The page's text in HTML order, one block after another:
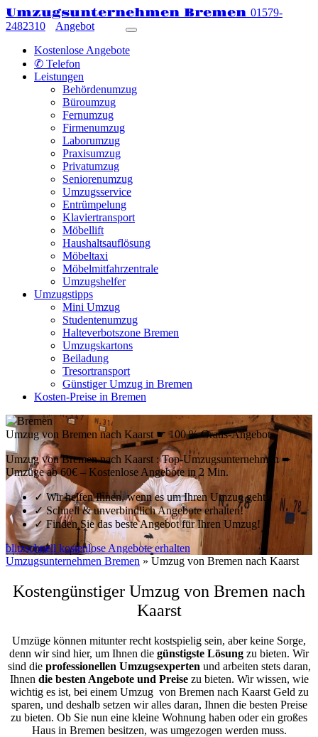
Umzugsunternehmen Bremen 01579-
2482310
Angebot
Kostenlose Angebote
✆ Telefon
Leistungen
Behördenumzug
Büroumzug
Fernumzug
Firmenumzug
Laborumzug
Praxisumzug
Privatumzug
Seniorenumzug
Umzugsservice
Entrümpelung
Klaviertransport
Möbellift
Haushaltsauflösung
Möbeltaxi
Möbelmitfahrzentrale
Umzugshelfer
Umzugstipps
Mini Umzug
Studentenumzug
Halteverbotszone Bremen
Umzugskartons
Beiladung
Tresortransport
Günstiger Umzug in Bremen
Kosten-Preise in Bremen
Umzug von Bremen nach Kaarst ☛ 100 % Gratis-Angebot
Umzug von Bremen nach Kaarst : Top-Umzugsunternehmen ➨
Umzüge ab 60€ – Kostenlose Angebote in 2 Min.
✓Wir helfen Ihnen, wenn es um Ihren Umzug geht!
✓Schnell & unverbindlich Angebote erhalten!
✓Finden Sie das beste Angebot für Ihren Umzug!
blitzschnell kostenlose Angebote erhalten
Umzugsunternehmen Bremen » Umzug von Bremen nach Kaarst
Kostengünstiger Umzug von Bremen nach
Kaarst
Umzüge können mitunter recht kostspielig sein, aber keine Sorge,
denn wir sind hier, um Ihnen die günstigste Lösung zu bieten. Wir
sind die professionellen Umzugsexperten und arbeiten stets daran,
Ihnen die besten Angebote und Preisezu bieten. Wir wissen, wie
wichtig es ist, bei einem Umzug von Bremen nach Kaarst Geld zu
sparen, und deshalb setzen wir alles daran, Ihnen die besten Preise
zu bieten. Ob Sie nun eine kleine Wohnung haben oder ein großes
Haus in Bremen besitzen, was umgezogen werden muss.